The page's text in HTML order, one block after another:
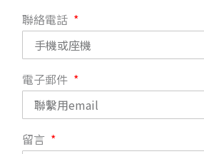
聯絡電話
電子郵件
留言